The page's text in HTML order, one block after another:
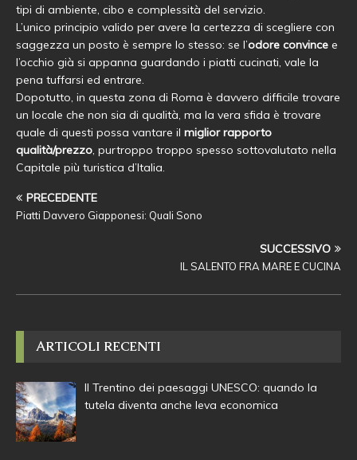
tipi di ambiente, cibo e complessità del servizio.
L’unico principio valido per avere la certezza di scegliere con
saggezza un posto è sempre lo stesso: se l’odore convince e
l’occhio già si appanna guardando i piatti cucinati, vale la
pena tuffarsi ed entrare.
Dopotutto, in questa zona di Roma è davvero difficile trovare
un locale che non sia di qualità, ma la vera sfida è trovare
quale di questi possa vantare il miglior rapporto
qualità/prezzo, purtroppo troppo spesso sottovalutato nella
Capitale più turistica d’Italia.
PRECEDENTE
Piatti Davvero Giapponesi: Quali Sono
SUCCESSIVO
IL SALENTO FRA MARE E CUCINA
ARTICOLI RECENTI
Il Trentino dei paesaggi UNESCO: quando la
tutela diventa anche leva economica